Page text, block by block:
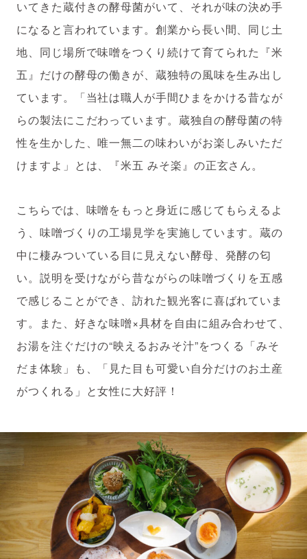
いてきた蔵付きの酵母菌がいて、それが味の決め手
になると言われています。創業から長い間、同じ土
地、同じ場所で味噌をつくり続けて育てられた『米
五』だけの酵母の働きが、蔵独特の風味を生み出し
ています。「当社は職人が手間ひまをかける昔なが
らの製法にこだわっています。蔵独自の酵母菌の特
性を生かした、唯一無二の味わいがお楽しみいただ
けますよ」とは、『米五 みそ楽』の正玄さん。
こちらでは、味噌をもっと身近に感じてもらえるよ
う、味噌づくりの工場見学を実施しています。蔵の
中に棲みついている目に見えない酵母、発酵の匂
い。説明を受けながら昔ながらの味噌づくりを五感
で感じることができ、訪れた観光客に喜ばれていま
す。また、好きな味噌×具材を自由に組み合わせて、
お湯を注ぐだけの“映えるおみそ汁”をつくる「みそ
だま体験」も、「見た目も可愛い自分だけのお土産
がつくれる」と女性に大好評！